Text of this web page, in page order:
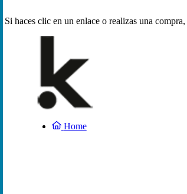
Si haces clic en un enlace o realizas una
Home